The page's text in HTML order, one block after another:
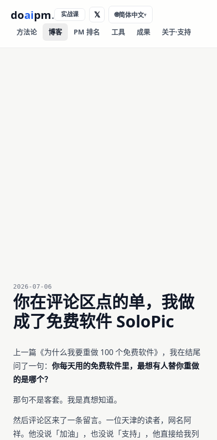
doaipm.
方法论 博客 PM 排名 工具 成果 关于·支持
实战课 𝕏 🌐简体中文▾
2026-07-06
你在评论区点的单，我做
成了免费软件 SoloPic
上一篇《为什么我要重做 100 个免费软件》，我在结尾
问了一句： 你每天用的免费软件里，最想有人替你重做
的是哪个？
那句不是客套。我是真想知道。
然后评论区来了一条留言。一位天津的读者，网名阿
祥。他没说「加油」，也没说「支持」，他直接给我列